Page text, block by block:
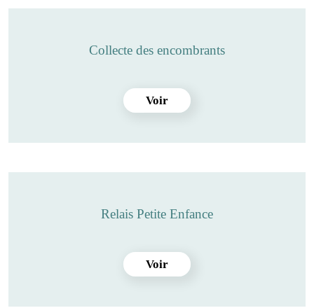
Collecte des encombrants
Voir
Relais Petite Enfance
Voir